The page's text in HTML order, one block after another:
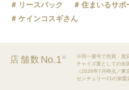
リースバック
住まいるサポ
ケインコスギさん
店舗数 No.1※
※同一屋号で売買・賃
チャイズ業としての全
（2026年7月時点／東
センチュリー21の加盟